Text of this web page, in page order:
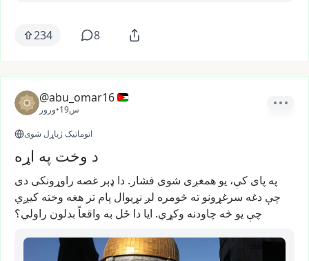
234 8
@abu_omar16
ورور• 19س
اتوماتیک ژباړل شوی
د وخت په اړه
په پای کې، یو همغږی شوی فشار. دا ډېر غصه راوړونکی دی
چې دغه سرغړونو ته څومره لږ نړیوال پام تر هغه وخته کیږي
چې یو څه چاودنه وکړي. ایا دا ځل به واقعاً بدلون راولي؟